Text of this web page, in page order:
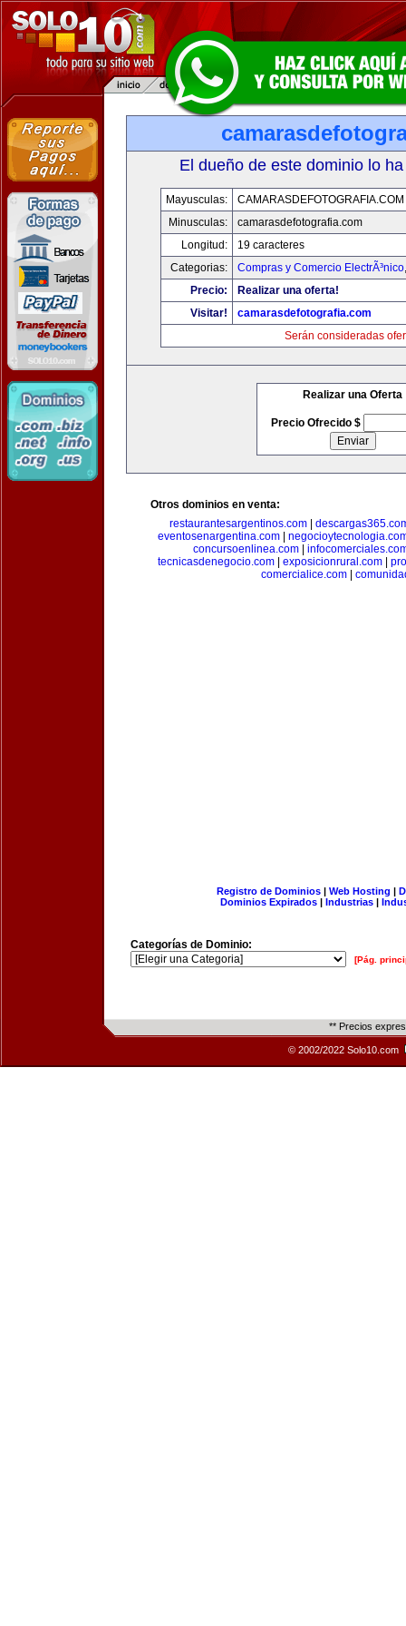
El dueño de este dominio lo
Mayusculas:
CAMARASDEFOTOGRAFIA.COM
Minusculas:
camarasdefotografia.com
Longitud:
19 caracteres
Categorias:
Compras y Comercio ElectrÃ³nico
Precio:
Realizar una oferta!
Visitar!
camarasdefotografia.com
Serán consideradas
Realizar una Oferta
Precio Ofrecido $
Otros dominios en venta:
restaurantesargentinos.com
eventosenargentina.com
concursoenlinea.com|
tecnicasdenegocio.com
exposicionrural.com
comercialice.com|
Registro de Dominios| Web Hosting |
Dominios Expirados | Industrias |
Categorías de Dominio:
[Pág.
** Precios
© 2002/2022 Solo10.com